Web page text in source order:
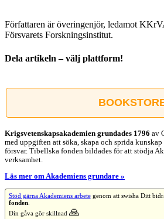
Författaren är överingenjör, ledamot
Försvarets Forsknings­institut.
Dela artikeln – välj plattform!
post
Krigsvetenskap­sakademien grundades 1796 av
med uppgiften att söka, skapa och sprida
försvar. Tibellska fonden bildades för att stödja
verksamhet.
Läs mer om Akademiens grundare »
Stöd gärna Akademiens arbetegenom att swisha Ditt
fonden.
Din gåva gör skillnad 🙏